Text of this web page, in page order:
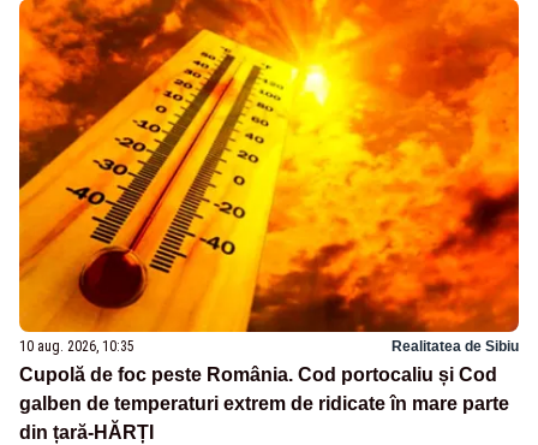
10 aug. 2026, 10:35 Realitatea de Sibiu
Cupolă de foc peste România. Cod portocaliu și Cod
galben de temperaturi extrem de ridicate în mare parte
din țară-HĂRȚI